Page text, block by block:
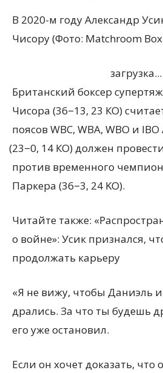
В 2020-м году Александр
Чисору (Фото: Matchroom
загрузка...
Британский боксер
Чисора (36−13, 23 КО)
поясов WBC, WBA, WBO и
(23−0, 14 КО) должен
против временного
Паркера (36−3, 24 KO).
Читайте также:
о войне»: Усик признался,
продолжать карьеру
«Я не вижу, чтобы Даниэль
дрались. За что ты будешь
его уже остановил.
Если он хочет доказать,